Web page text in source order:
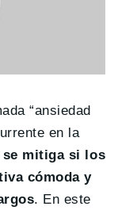
“ansiedad
en la
se mitiga si los
cómoda y
. En este